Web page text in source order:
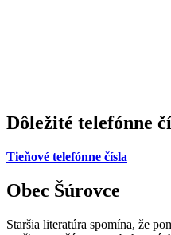
Dôležité telefónne
Tieňové telefónne čísla
Obec Šúrovce
Staršia literatúra spomína, že